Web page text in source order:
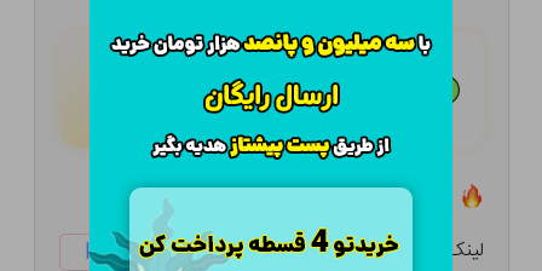
هـر قسط با تــرب‌پــی:۱۳۶,۲۷۵
تعداد ۳ عدد در انبار موجود است
لینک کوتاه: ketabtala.com/sbp-8694